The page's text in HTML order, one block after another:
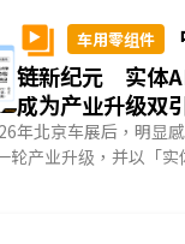
至Physical AI自驾开
理，以及机器人运动控
朝系统整合与Physical
车用零组件
链新纪元 实体
成为产业升级双
年北京车展后，明显
轮产业升级，并以「实
实体AI于汽车产业应